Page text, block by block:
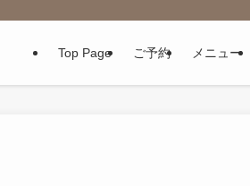
Top Page ご予約 メニュー